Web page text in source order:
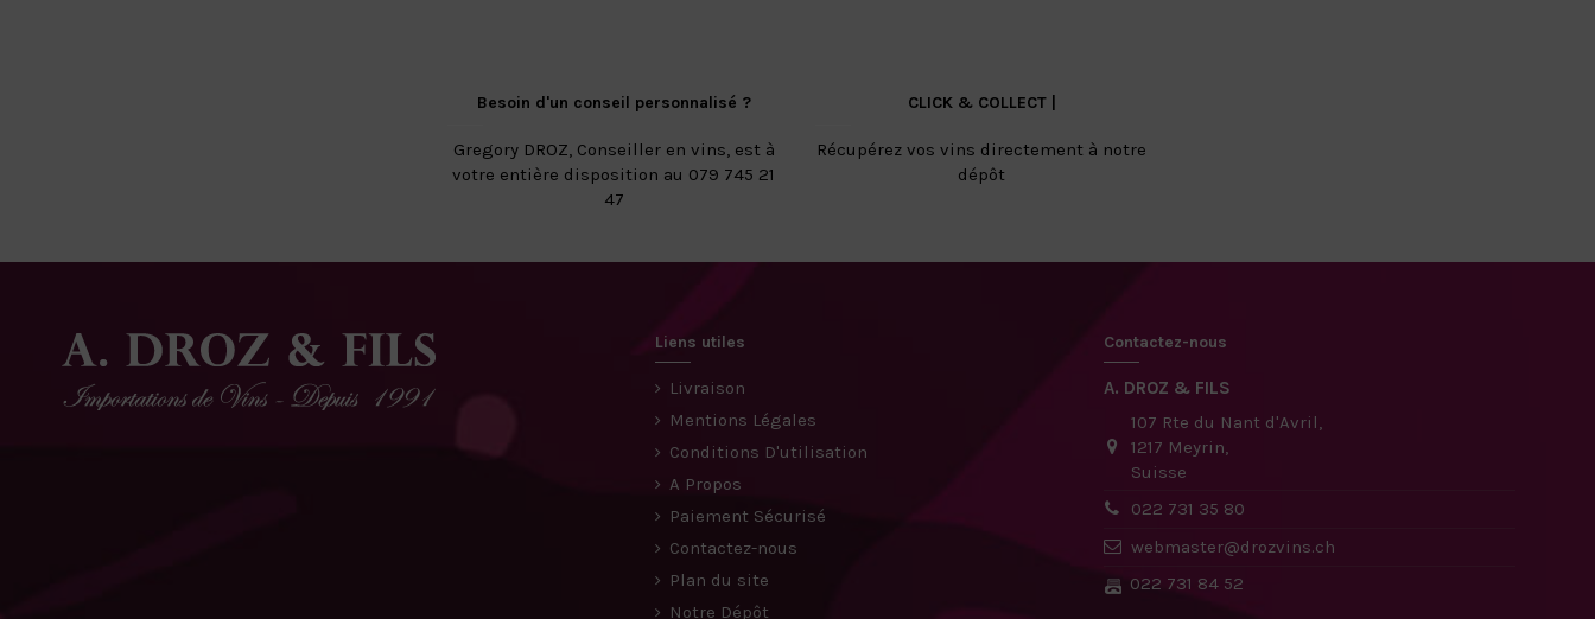
Besoin d'un conseil personnalisé ?
Gregory DROZ, Conseiller en vins, est à
votre entière disposition au 079 745 21
47
CLICK & COLLECT |
Récupérez vos vins directement à notre
dépôt
Liens utiles
Livraison
Mentions Légales
Conditions D'utilisation
A Propos
Paiement Sécurisé
Contactez-nous
Plan du site
Notre Dépôt
Contactez-nous
A. DROZ & FILS
107 Rte du Nant d'Avril,
1217 Meyrin,
Suisse
022 731 35 80
webmaster@drozvins.ch
022 731 84 52